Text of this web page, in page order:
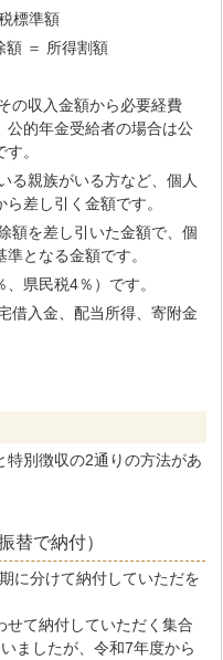
標準額
額 ＝ 所得割額
の収入金額から必要経費
公的年金受給者の場合は公
。
る親族がいる方など、個人
差し引く金額です。
額を差し引いた金額で、個
となる金額です。
県民税4％）です。
借入金、配当所得、寄附金
特別徴収の2通りの方法があ
替で納付）
に分けて納付していただを
て納付していただく集合
ましたが、令和7年度から